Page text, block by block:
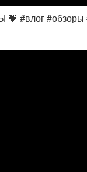
#влог #обзоры